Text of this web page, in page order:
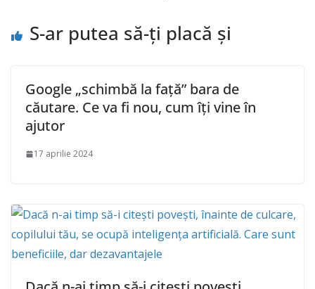
S-ar putea să-ți placă și
Google „schimbă la față” bara de
căutare. Ce va fi nou, cum îți vine în
ajutor
17 aprilie 2024